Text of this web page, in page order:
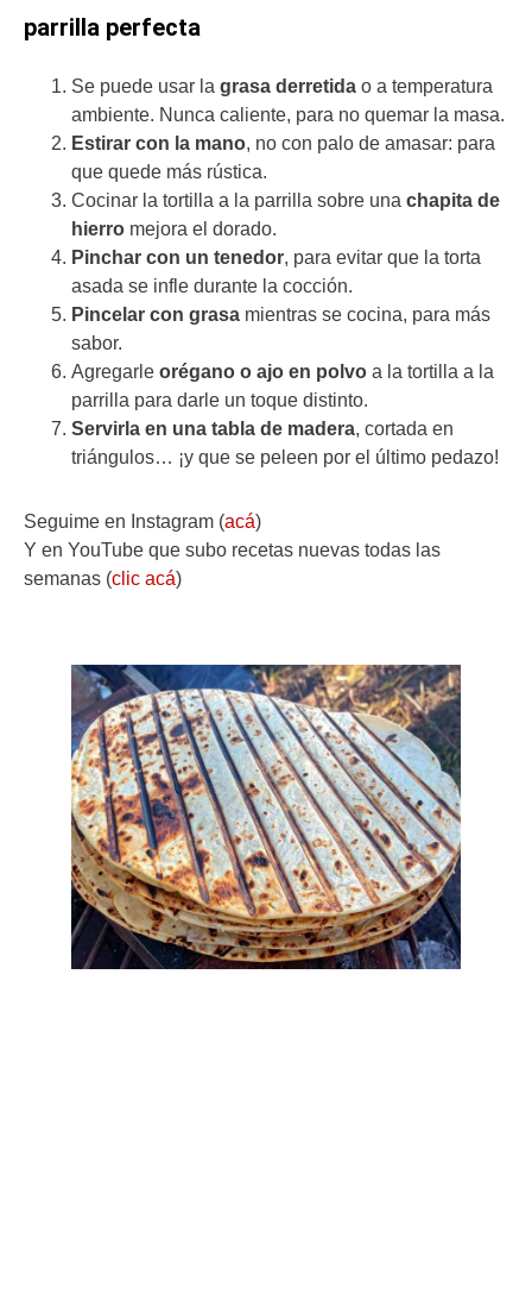
parrilla perfecta
Se puede usar la grasa derretida o a temperatura
ambiente. Nunca caliente, para no quemar la masa.
Estirar con la mano, no con palo de amasar: para
que quede más rústica.
Cocinar la tortilla a la parrilla sobre una chapita de
hierro mejora el dorado.
Pinchar con un tenedor, para evitar que la torta
asada se infle durante la cocción.
Pincelar con grasa mientras se cocina, para más
sabor.
Agregarle orégano o ajo en polvo a la tortilla a la
parrilla para darle un toque distinto.
Servirla en una tabla de madera, cortada en
triángulos… ¡y que se peleen por el último pedazo!
Seguime en Instagram (acá)
Y en YouTube que subo recetas nuevas todas las
semanas (clic acá)